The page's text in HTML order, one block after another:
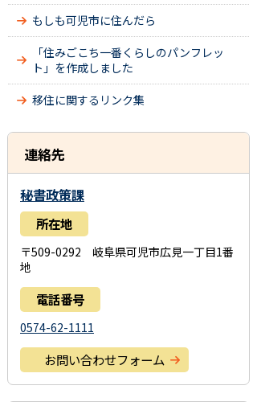
もしも可児市に住んだら
「住みごこち一番くらしのパンフレッ
ト」を作成しました
移住に関するリンク集
連絡先
秘書政策課
所在地
〒509-0292 岐阜県可児市広見一丁目1番
地
電話番号
0574-62-1111
お問い合わせフォーム